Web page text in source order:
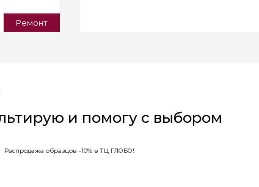
Ремонт
и помогу с выбором
Распродажа образцов -10% в ТЦ ГЛОБО!